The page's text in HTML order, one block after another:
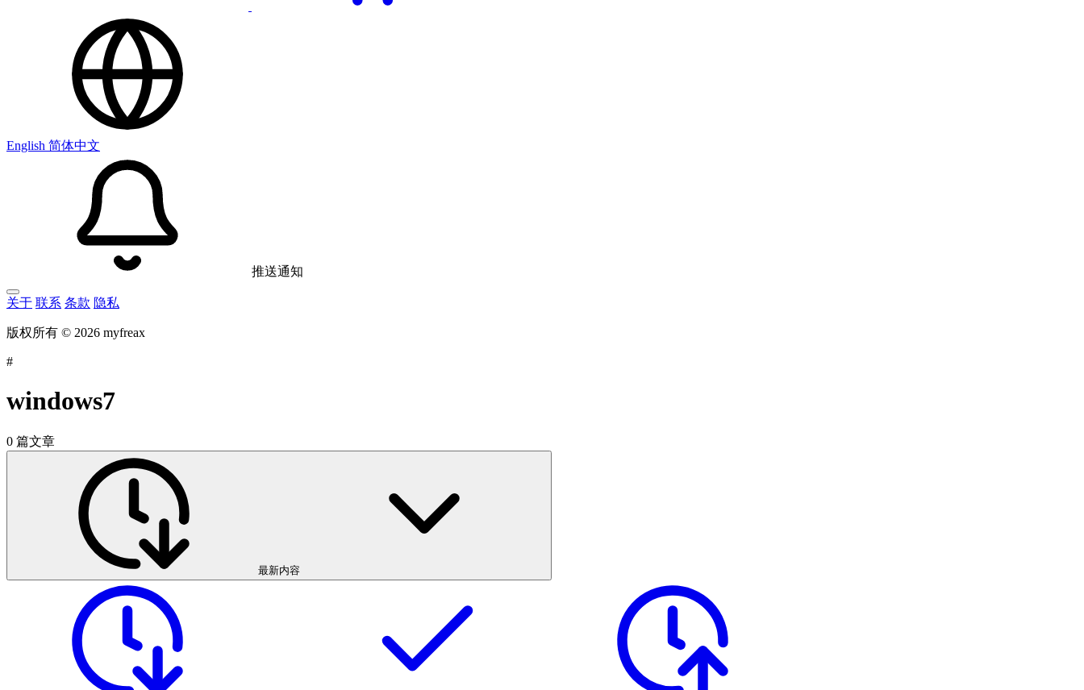
English 简体中文
推送通知
关于 联系 条款 隐私
版权所有 © 2026 myfreax
#
windows7
0 篇文章
最新内容